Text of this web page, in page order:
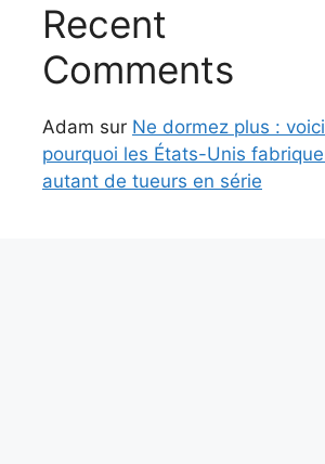
Recent
Comments
Adam sur Ne dormez plus : voici
pourquoi les États-Unis
autant de tueurs en série